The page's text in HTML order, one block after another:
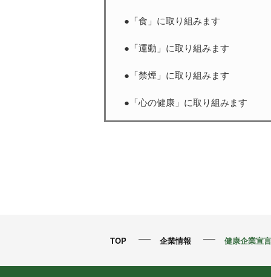
●「食」に取り組みます
●「運動」に取り組みます
●「禁煙」に取り組みます
●「心の健康」に取り組みます
TOP 企業情報 健康企業宣言